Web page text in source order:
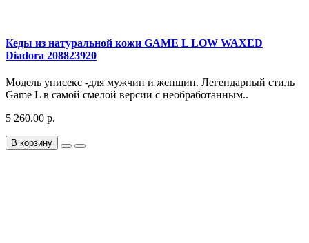
Кеды из натуральной кожи GAME L LOW WAXED
Diadora 208823920
Модель унисекс -для мужчин и женщин. Легендарный стиль
Game L в самой смелой версии с необработанным..
5 260.00 р.
В корзину